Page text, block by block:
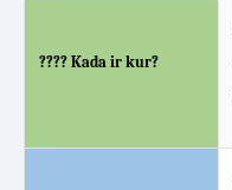
???? Kada ir kur?